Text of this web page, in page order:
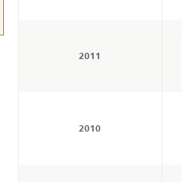
2011
2010